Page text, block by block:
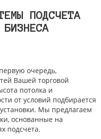
ПОДСЧЕТА
очередь,
Вашей торговой
потолка и
от условий подбирается
Мы предлагаем
основанные на
подсчета.